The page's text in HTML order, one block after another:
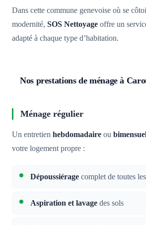
Dans cette commune genevoise où se
modernité, SOS Nettoyage offre un
adapté à chaque type d’habitation.
Nos prestations de ménage à
Ménage régulier
Un entretien hebdomadaire ou
votre logement propre :
Dépoussiérage complet de toutes
Aspiration et lavage des sols